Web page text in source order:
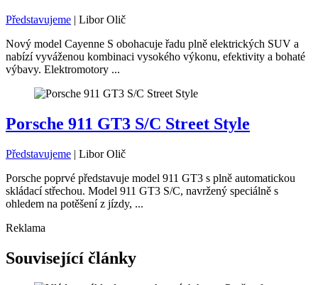
Představujeme | Libor Olič
Nový model Cayenne S obohacuje řadu plně elektrických SUV a
nabízí vyváženou kombinaci vysokého výkonu, efektivity a bohaté
výbavy. Elektromotory ...
Porsche 911 GT3 S/C Street Style
Představujeme | Libor Olič
Porsche poprvé představuje model 911 GT3 s plně automatickou
skládací střechou. Model 911 GT3 S/C, navržený speciálně s
ohledem na potěšení z jízdy, ...
Reklama
Související články